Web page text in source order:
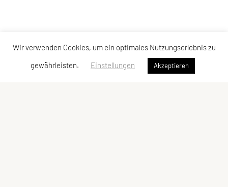
Wir verwenden Cookies, um ein optimales Nutzungserlebnis zu
gewährleisten.
Einstellungen Akzeptieren